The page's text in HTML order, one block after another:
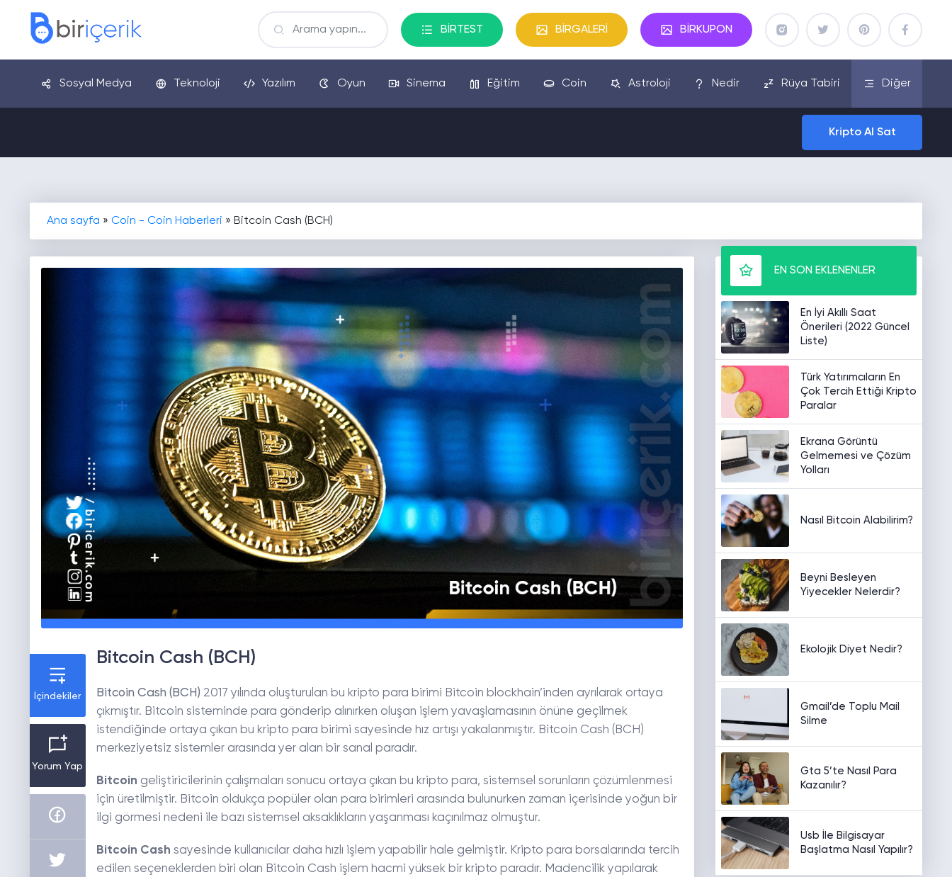
BİRTEST BİRGALERİ BİRKUPON
Sosyal Medya Teknoloji Yazılım Oyun Sinema Eğitim Coin Astroloji Nedir Rüya Tabiri Diğer
Kripto Al Sat
Ana sayfa » Coin - Coin Haberleri » Bitcoin Cash (BCH)
İçindekiler
Yorum Yap
Bitcoin Cash (BCH)
Bitcoin Cash (BCH) 2017 yılında oluşturulan bu kripto para birimi Bitcoin blockhain’inden ayrılarak ortaya
çıkmıştır. Bitcoin sisteminde para gönderip alınırken oluşan işlem yavaşlamasının önüne geçilmek
istendiğinde ortaya çıkan bu kripto para birimi sayesinde hız artışı yakalanmıştır. Bitcoin Cash (BCH)
merkeziyetsiz sistemler arasında yer alan bir sanal paradır.
Bitcoin geliştiricilerinin çalışmaları sonucu ortaya çıkan bu kripto para, sistemsel sorunların çözümlenmesi
için üretilmiştir. Bitcoin oldukça popüler olan para birimleri arasında bulunurken zaman içerisinde yoğun bir
ilgi görmesi nedeni ile bazı sistemsel aksaklıkların yaşanması kaçınılmaz olmuştur.
Bitcoin Cash sayesinde kullanıcılar daha hızlı işlem yapabilir hale gelmiştir. Kripto para borsalarında tercih
edilen seçeneklerden biri olan Bitcoin Cash işlem hacmi yüksek bir kripto paradır. Madencilik yapılarak
EN SON EKLENENLER
En İyi Akıllı Saat
Önerileri (2022 Güncel
Liste)
Türk Yatırımcıların En
Çok Tercih Ettiği Kripto
Paralar
Ekrana Görüntü
Gelmemesi ve Çözüm
Yolları
Nasıl Bitcoin Alabilirim?
Beyni Besleyen
Yiyecekler Nelerdir?
Ekolojik Diyet Nedir?
Gmail’de Toplu Mail
Silme
Gta 5’te Nasıl Para
Kazanılır?
Usb İle Bilgisayar
Başlatma Nasıl Yapılır?